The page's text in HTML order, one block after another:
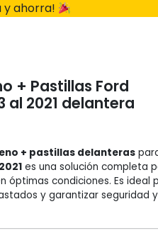
y ahorra!
+ Pastillas Ford
al 2021 delantera
+ pastillas delanteras
es una solución completa
óptimas condiciones. Es ideal
y garantizar seguridad